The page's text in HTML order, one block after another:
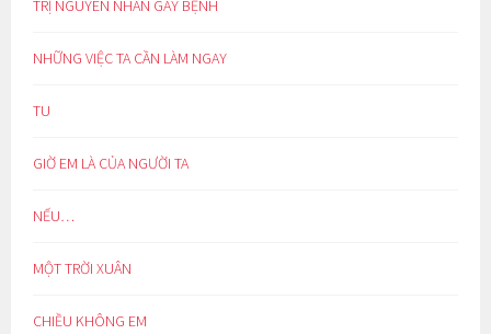
TRỊ NGUYÊN NHÂN GÂY BỆNH
NHỮNG VIỆC TA CẦN LÀM NGAY
TU
GIỜ EM LÀ CỦA NGƯỜI TA
NẾU…
MỘT TRỜI XUÂN
CHIỀU KHÔNG EM